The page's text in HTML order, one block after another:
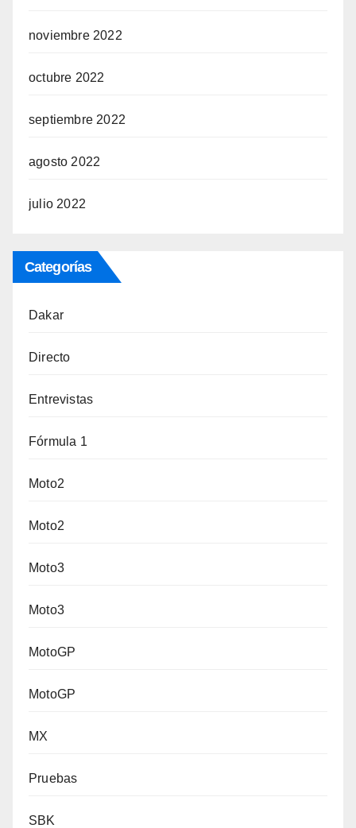
noviembre 2022
octubre 2022
septiembre 2022
agosto 2022
julio 2022
Categorías
Dakar
Directo
Entrevistas
Fórmula 1
Moto2
Moto2
Moto3
Moto3
MotoGP
MotoGP
MX
Pruebas
SBK